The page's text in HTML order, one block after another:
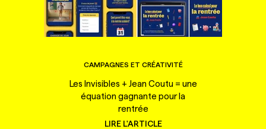
CAMPAGNES ET CRÉATIVITÉ
Les Invisibles + Jean Coutu = une
équation gagnante pour la
rentrée
LIRE L'ARTICLE